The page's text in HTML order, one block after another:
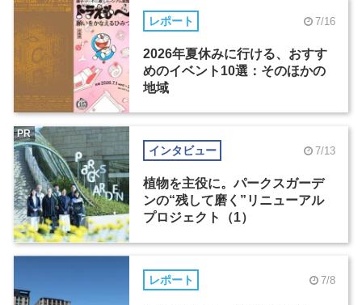
レポート 7/16
2026年夏休みに行ける、おすす
めのイベント10選：そのほかの
地域
インタビュー 7/13
植物を主役に。パークスガーデ
ンの“残して磨く”リニューアル
プロジェクト（1）
PR
レポート 7/8